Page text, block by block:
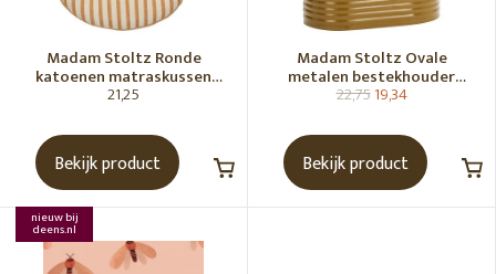
Madam Stoltz Ronde
katoenen matraskussen
Gebroken wit, donkere
21,25
Bekijk product
Madam Stoltz Ovale
metalen bestekhouder
Tapenade
22,7519,34
Bekijk product
nieuw bij
deens.nl